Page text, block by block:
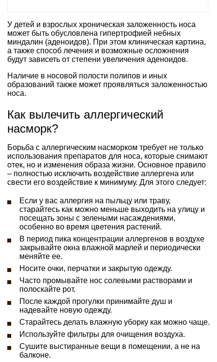
У детей и взрослых хроническая заложенность носа
может быть обусловлена гипертрофией небных
миндалин (аденоидов). При этом клиническая картина,
а также способ лечения и возможные осложнения
будут зависеть от степени увеличения аденоидов.
Наличие в носовой полости полипов и иных
образований также может проявляться заложенностью
носа.
Как вылечить аллергический
насморк?
Борьба с аллергическим насморком требует не только
использования препаратов для носа, которые снимают
отек, но и изменения образа жизни. Основное правило
– полностью исключить воздействие аллергена или
свести его воздействие к минимуму. Для этого следует:
Если у вас аллергия на пыльцу или траву,
старайтесь как можно меньше выходить на улицу и
посещать зоны с зелеными насаждениями,
особенно во время цветения растений.
В период пика концентрации аллергенов в воздухе
закрывайте окна влажной марлей и периодически
меняйте ее.
Носите очки, перчатки и закрытую одежду.
Часто промывайте нос солевыми растворами и
полоскайте рот.
После каждой прогулки принимайте душ и
надевайте новую одежду.
Старайтесь делать влажную уборку как можно чаще.
Используйте фильтры для очищения воздуха.
Сушите выстиранные вещи в помещении, а не на
балконе.